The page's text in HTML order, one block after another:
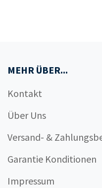
MEHR ÜBER...
Kontakt
Über Uns
Versand- &
Garantie Konditionen
Impressum